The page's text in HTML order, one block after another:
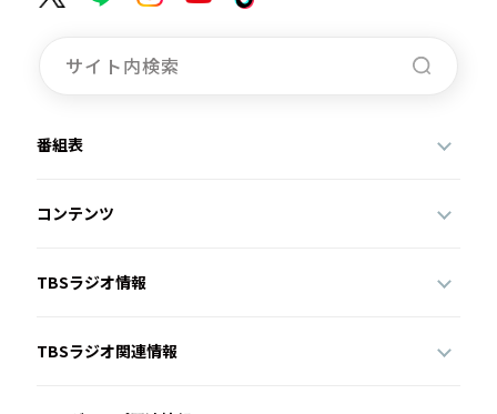
番組表
コンテンツ
TBSラジオ情報
TBSラジオ関連情報